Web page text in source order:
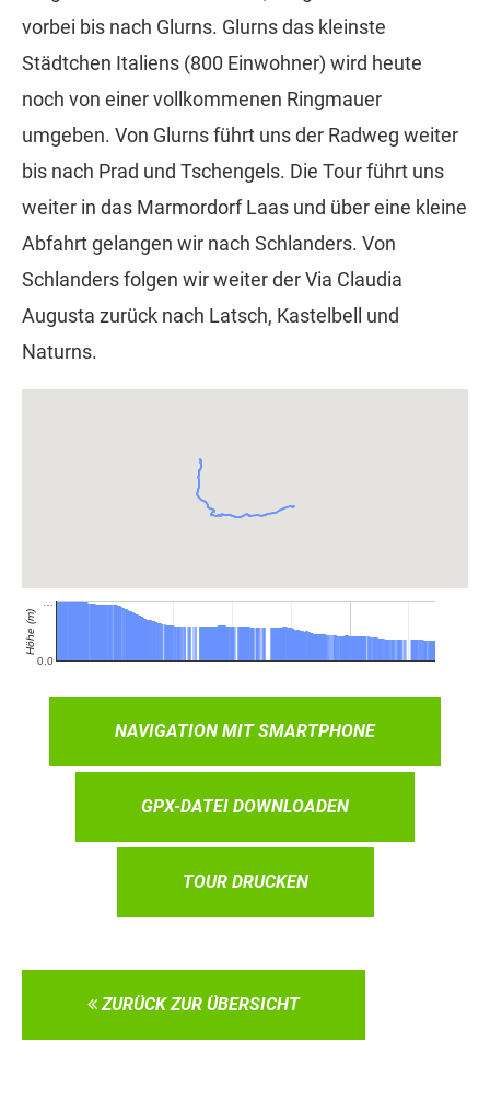
vorbei bis nach Glurns. Glurns das kleinste
Städtchen Italiens (800 Einwohner) wird heute
noch von einer vollkommenen Ringmauer
umgeben. Von Glurns führt uns der Radweg weiter
bis nach Prad und Tschengels. Die Tour führt uns
weiter in das Marmordorf Laas und über eine kleine
Abfahrt gelangen wir nach Schlanders. Von
Schlanders folgen wir weiter der Via Claudia
Augusta zurück nach Latsch, Kastelbell und
Naturns.
NAVIGATION MIT SMARTPHONE
GPX-DATEI DOWNLOADEN
TOUR DRUCKEN
ZURÜCK ZUR ÜBERSICHT